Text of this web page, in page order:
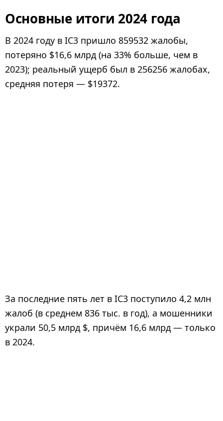
Основные итоги 2024 года
В 2024 году в IC3 пришло 859532 жалобы,
потеряно $16,6 млрд (на 33% больше, чем в
2023); реальный ущерб был в 256256 жалобах,
средняя потеря — $19372.
За последние пять лет в IC3 поступило 4,2 млн
жалоб (в среднем 836 тыс. в год), а мошенники
украли 50,5 млрд $, причём 16,6 млрд — только
в 2024.